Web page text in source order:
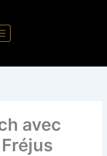
avec